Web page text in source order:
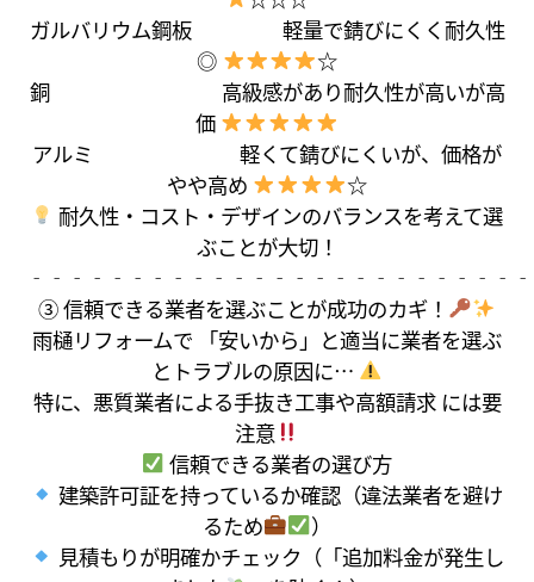
ガルバリウム鋼板 軽量で錆びにくく耐久性
◎
☆
銅 高級感があり耐久性が高いが高
価
アルミ 軽くて錆びにくいが、価格が
やや高め
☆
耐久性・コスト・デザインのバランスを考えて選
ぶことが大切！
③ 信頼できる業者を選ぶことが成功のカギ！
雨樋リフォームで 「安いから」と適当に業者を選ぶ
とトラブルの原因に…
特に、悪質業者による手抜き工事や高額請求 には要
注意
信頼できる業者の選び方
建築許可証を持っているか確認（違法業者を避け
るため
）
見積もりが明確かチェック（「追加料金が発生し